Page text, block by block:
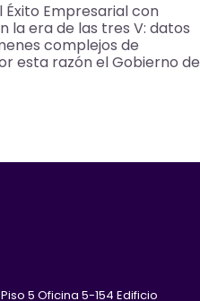
Éxito Empresarial con
la era de las tres V: datos
complejos de
esta razón el Gobierno de
5 Oficina 5-154 Edificio